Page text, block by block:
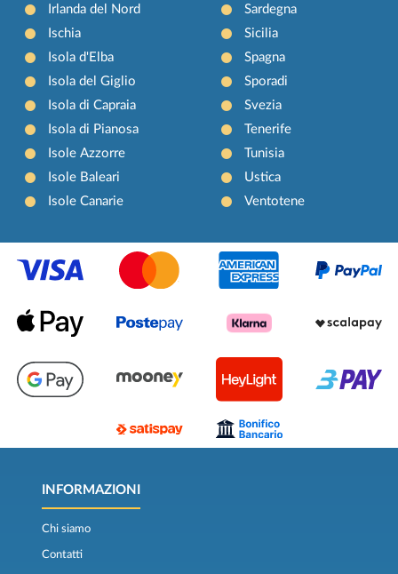
Irlanda del Nord
Ischia
Isola d'Elba
Isola del Giglio
Isola di Capraia
Isola di Pianosa
Isole Azzorre
Isole Baleari
Isole Canarie
Sardegna
Sicilia
Spagna
Sporadi
Svezia
Tenerife
Tunisia
Ustica
Ventotene
INFORMAZIONI
Chi siamo
Contatti